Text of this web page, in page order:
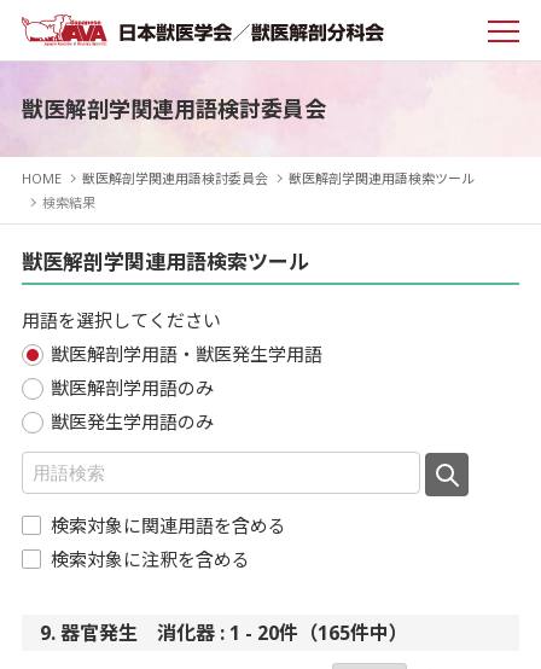
獣医解剖学関連用語検討委員会
HOME 獣医解剖学関連用語検討委員会
獣医解剖学関連用語検索ツール
検索結果
獣医解剖学関連用語検索ツール
用語を選択してください
獣医解剖学用語・獣医発生学用語
獣医解剖学用語のみ
獣医発生学用語のみ
検索対象に関連用語を含める
検索対象に注釈を含める
9. 器官発生 消化器 : 1 - 20件（165件中）